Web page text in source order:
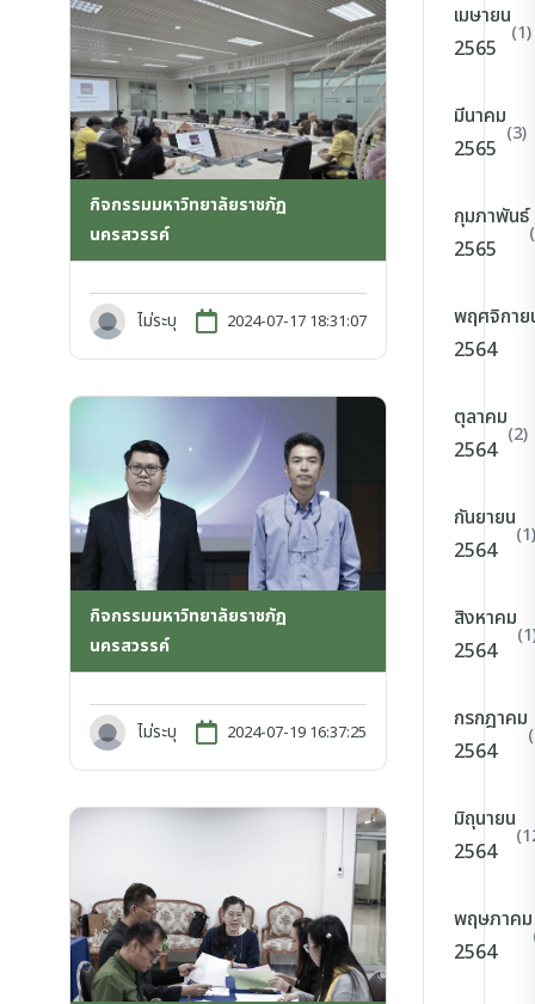
กิจกรรมมหาวิทยาลัยราชภัฏ
นครสวรรค์
ไม่ระบุ 2024-07-17 18:31:07
กิจกรรมมหาวิทยาลัยราชภัฏ
นครสวรรค์
ไม่ระบุ 2024-07-19 16:37:25
เมษายน
2565
(1)
มีนาคม
2565
(3)
กุมภาพันธ์
2565
พฤศจิกาย
2564
ตุลาคม
2564
(2)
กันยายน
2564
(1)
สิงหาคม
2564
กรกฎาคม
2564
มิถุนายน
2564
พฤษภาคม
2564